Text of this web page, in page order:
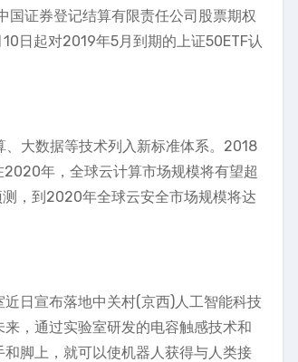
国证券登记结算有限责任公司股票期权
日起对2019年5月到期的上证50ETF认
大数据等技术列入新标准体系。2018
年，全球云计算市场规模将有望超
，到2020年全球云安全市场规模将达
日宣布落地中关村(京西)人工智能科技
，通过实验室研发的电容触感技术和
脚上，就可以使机器人获得与人类接